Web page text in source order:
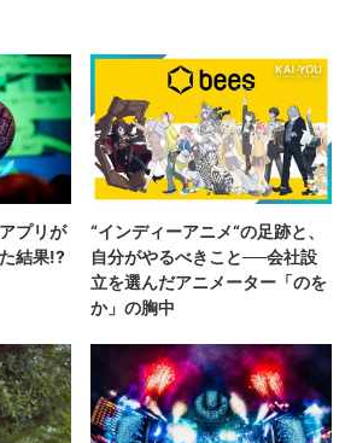
プリが
結果!?
“インディーアニメ“の足跡と、
自分がやるべきこと──会社設
立を選んだアニメーター「のを
か」の胸中